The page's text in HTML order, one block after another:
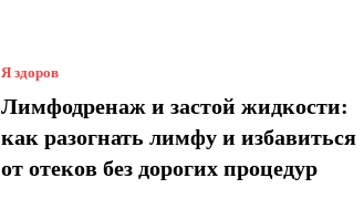
Я здоров
Лимфодренаж и застой жидкости:
как разогнать лимфу и избавиться
от отеков без дорогих процедур